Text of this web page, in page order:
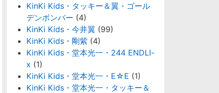
KinKi Kids・タッキー＆翼・ゴール
デンボンバー (4)
KinKi Kids・今井翼 (99)
KinKi Kids・剛紫 (4)
KinKi Kids・堂本光一・244 ENDLI-
x (1)
KinKi Kids・堂本光一・E☆E (1)
KinKi Kids・堂本光一・タッキー＆